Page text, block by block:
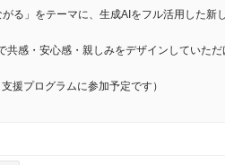
る」をテーマに、生成AIをフル活用した新
感・安心感・親しみをデザインしていた
援プログラムに参加予定です）